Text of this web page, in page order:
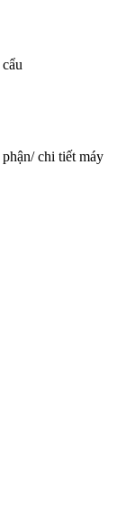
chi tiết máy